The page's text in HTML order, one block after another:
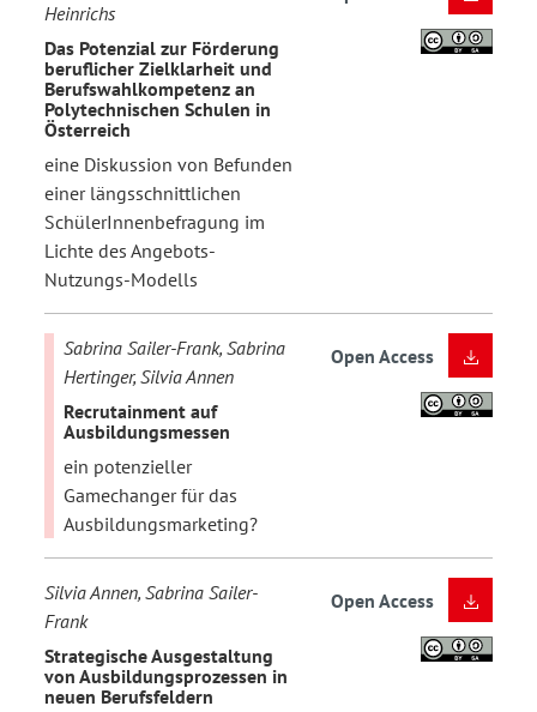
Heinrichs
Das Potenzial zur Förderung
beruflicher Zielklarheit und
Berufswahlkompetenz an
Polytechnischen Schulen in
Österreich
eine Diskussion von Befunden
einer längsschnittlichen
SchülerInnenbefragung im
Lichte des Angebots-
Nutzungs-Modells
Sabrina Sailer-Frank, Sabrina
Hertinger, Silvia Annen
Recrutainment auf
Ausbildungsmessen
ein potenzieller
Gamechanger für das
Ausbildungsmarketing?
Open Access
Silvia Annen, Sabrina Sailer-
Frank
Strategische Ausgestaltung
von Ausbildungsprozessen in
neuen Berufsfeldern
Open Access